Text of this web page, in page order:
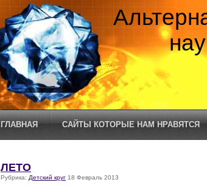
ГЛАВНАЯ САЙТЫ КОТОРЫЕ НАМ НРАВЯТСЯ
ЛЕТО
Рубрика: Детский круг 18 Февраль 2013